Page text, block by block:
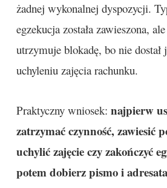
żadnej wykonalnej dyspozycji.
egzekucja została zawieszona,
utrzymuje blokadę, bo nie
uchyleniu zajęcia rachunku.
Praktyczny wniosek: najpierw
zatrzymać czynność, zawiesić
uchylić zajęcie czy zakończyć
potem dobierz pismo i adresata